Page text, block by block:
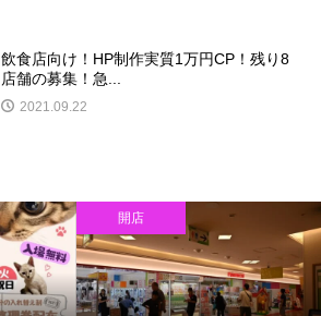
飲食店向け！HP制作実質1万円CP！残り8
店舗の募集！急...
2021.09.22
話題